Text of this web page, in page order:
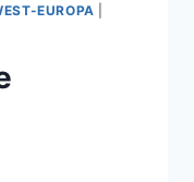
EUROPA